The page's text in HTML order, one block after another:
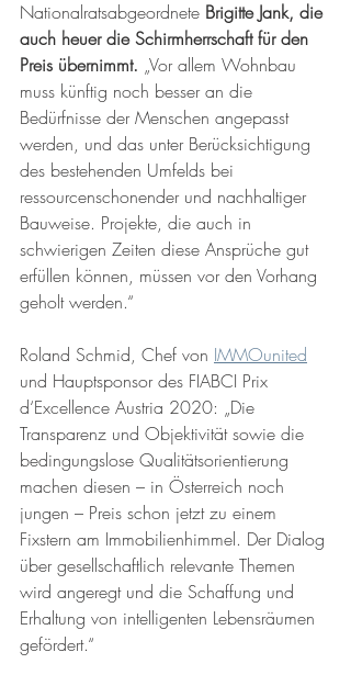
Nationalratsabgeordnete Brigitte Jank, die
auch heuer die Schirmherrschaft für den
Preis übernimmt. „Vor allem Wohnbau
muss künftig noch besser an die
Bedürfnisse der Menschen angepasst
werden, und das unter Berücksichtigung
des bestehenden Umfelds bei
ressourcenschonender und nachhaltiger
Bauweise. Projekte, die auch in
schwierigen Zeiten diese Ansprüche gut
erfüllen können, müssen vor den Vorhang
geholt werden.“
Roland Schmid, Chef von IMMOunited
und Hauptsponsor des FIABCI Prix
d‘Excellence Austria 2020: „Die
Transparenz und Objektivität sowie die
bedingungslose Qualitätsorientierung
machen diesen – in Österreich noch
jungen – Preis schon jetzt zu einem
Fixstern am Immobilienhimmel. Der Dialog
über gesellschaftlich relevante Themen
wird angeregt und die Schaffung und
Erhaltung von intelligenten Lebensräumen
gefördert.“